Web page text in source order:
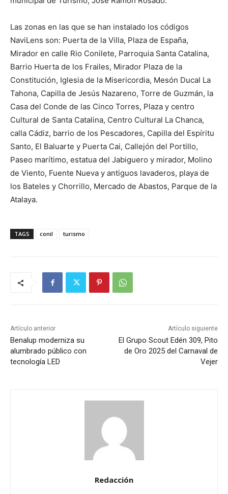
Las zonas en las que se han instalado los códigos
NaviLens son: Puerta de la Villa, Plaza de España,
Mirador en calle Rio Conilete, Parroquia Santa Catalina,
Barrio Huerta de los Frailes, Mirador Plaza de la
Constitución, Iglesia de la Misericordia, Mesón Ducal La
Tahona, Capilla de Jesús Nazareno, Torre de Guzmán, la
Casa del Conde de las Cinco Torres, Plaza y centro
Cultural de Santa Catalina, Centro Cultural La Chanca,
calla Cádiz, barrio de los Pescadores, Capilla del Espíritu
Santo, El Baluarte y Puerta Cai, Callejón del Portillo,
Paseo marítimo, estatua del Jabiguero y mirador, Molino
de Viento, Fuente Nueva y antiguos lavaderos, playa de
los Bateles y Chorrillo, Mercado de Abastos, Parque de la
Atalaya.
TAGS conil turismo
Artículo anterior
Benalup moderniza su
alumbrado público con
tecnología LED
Artículo siguiente
El Grupo Scout Edén 309, Pito
de Oro 2025 del Carnaval de
Vejer
Redacción